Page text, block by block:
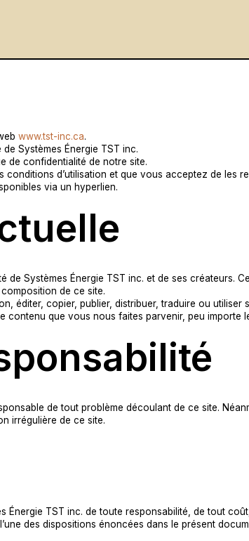
www.tst-inc.ca.
Systèmes Énergie TST inc.
de confidentialité de notre site.
d’utilisation et que vous acceptez de les
via un hyperlien.
Systèmes Énergie TST inc. et de ses créateurs.
de ce site.
éditer, copier, publier, distribuer, traduire ou
contenu que vous nous faites parvenir, peu importe
de tout problème découlant de ce site.
irrégulière de ce site.
Énergie TST inc. de toute responsabilité, de tout
des dispositions énoncées dans le présent